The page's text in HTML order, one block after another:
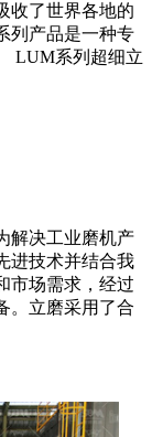
收了世界各地的
列产品是一种专
LUM系列超细立
解决工业磨机产
进技术并结合我
市场需求，经过
。立磨采用了合